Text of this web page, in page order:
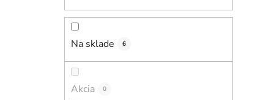
Na sklade 6
Akcia 0